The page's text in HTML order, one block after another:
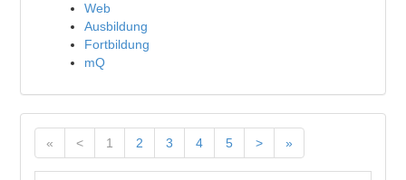
Web
Ausbildung
Fortbildung
mQ
« < 1 2 3 4 5 > »